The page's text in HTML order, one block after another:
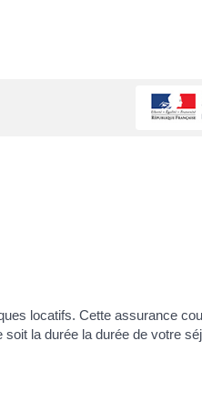
locatifs. Cette assurance
la durée la durée de votre